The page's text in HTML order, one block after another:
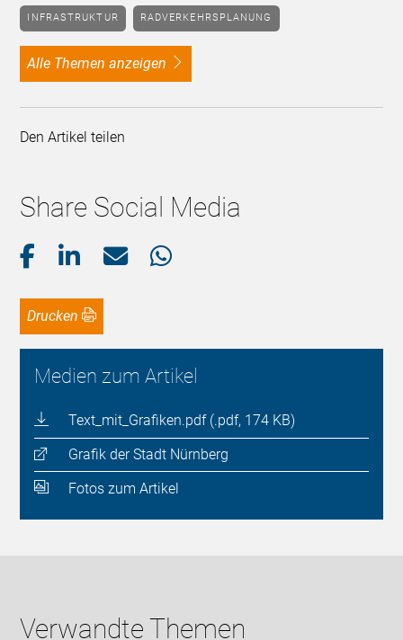
INFRASTRUKTUR RADVERKEHRSPLANUNG
alle Themen anzeigen
Den Artikel teilen
Share Social Media
Drucken
Medien zum Artikel
Text_mit_Grafiken.pdf (.pdf, 174 KB)
Grafik der Stadt Nürnberg
Fotos zum Artikel
Verwandte Themen